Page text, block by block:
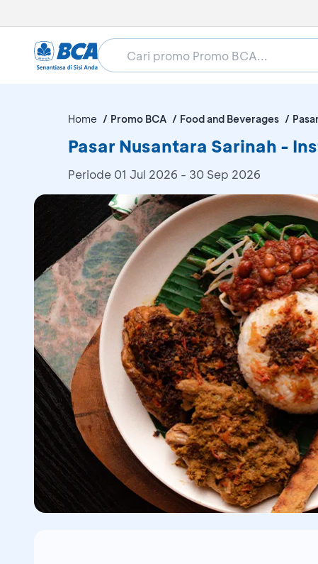
Home Promo BCA Food and Beverages
Pasar Nusantara Sarinah -
Periode 01 Jul 2026 - 30 Sep 2026